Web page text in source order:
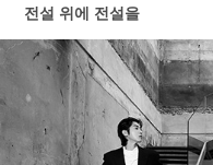
전설 위에 전설을